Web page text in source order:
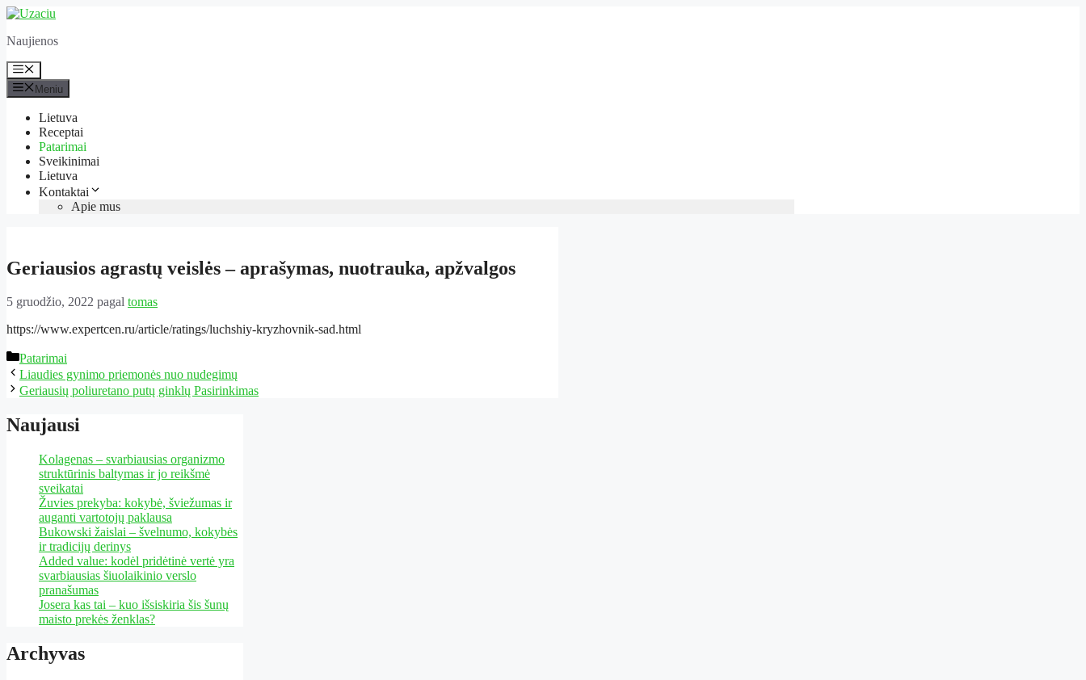
Pereiti
turinio
Naujienos
Meniu
Meniu
Lietuva
Receptai
Patarimai
Sveikinimai
Lietuva
Kontaktai
Apie mus
Geriausios agrastų veislės – aprašymas, nuotrauka, apžvalgos
5 gruodžio, 2022 pagal tomas
https://www.expertcen.ru/article/ratings/luchshiy-kryzhovnik-sad.html
Kategorijos
Patarimai
Liaudies gynimo priemonės nuo nudegimų
Geriausių poliuretano putų ginklų Pasirinkimas
Naujausi
Kolagenas – svarbiausias organizmo
struktūrinis baltymas ir jo reikšmė
sveikatai
Žuvies prekyba: kokybė, šviežumas ir
auganti vartotojų paklausa
Bukowski žaislai – švelnumo, kokybės
ir tradicijų derinys
Added value: kodėl pridėtinė vertė yra
svarbiausias šiuolaikinio verslo
pranašumas
Josera kas tai – kuo išsiskiria šis šunų
maisto prekės ženklas?
Archyvas